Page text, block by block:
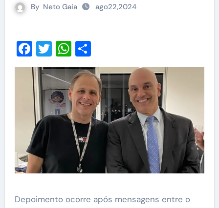
By Neto Gaia ago22,2024
Facebook
TwitterWhatsApp
Share
Depoimento ocorre após mensagens entre o